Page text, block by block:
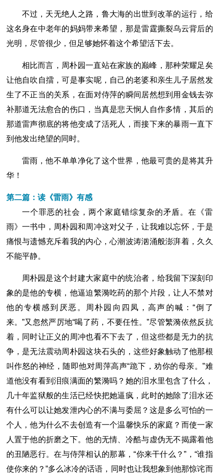
不过，天无绝人之路，鲁大海的出世到改革的运行，给
这名身在中老年的妈妈带来希望，那是雷霆撕裂乌云背后的
光明，尽管很少，但足够她怀着这个希望活下去。
相比而言，周朴园一直站在家族的巅峰，那种荣耀足矣
让他自吹自擂，可是事实呢，自己的老婆和亲生儿子居然发
生了不正当的关系，在面对侍萍的瞬间居然想到用金钱去弥
补那道无法愈合的伤口，当真是悲天悯人自作多情，其后的
那道雷声彻底的将他变成了活死人，而接下来的暴雨一直下
到他发出绝望的同时。
雷雨，他不单单净化了这个世界，他最可贵的是将其升
华！
第二篇：读《雷雨》有感
一个罪恶的社会，两个家庭错综复杂的矛盾。在《雷
雨》一书中，周朴园和周冲这对父子，让我难以忘怀，于是
痛恨与遗憾充斥着我的内心，心潮波涛汹涌般澎湃着，久久
不能平静。
周朴园是这个封建大家庭中的统治者，给我留下深刻印
象的是他的专横，他逼迫繁漪吃药的那个片段，让人不禁对
他的专横感到厌恶。周朴园向四凤，高声的喊：“倒了
来。”又忽然严厉地“喝了药，不要任性。”尽管繁漪依然反抗
着，同时让正义的周冲也看不下去了，但这些都是无力的抗
争，是无法震动周朴园这块石头的，这些好象触动了他那根
叫作怒的神经，随即他对周萍高声“跪下，劝你的母亲。”难
道他没有看到泪痕满面的繁漪吗？她的泪水里包含了什么，
几十年监狱般的生活已经快把她逼疯，此时的她除了泪水还
有什么可以让她发泄内心的不满与委屈？这是多么可怕的一
个人，他为什么不去创造有一个温馨快乐的家庭？而使一家
人置于他的折磨之下。他的无情、冷酷与虚伪无不揭露着他
的丑陋恶行。在与侍萍相认的那幕，“你来干什么？”，“谁指
使你来的？”多么冰冷的话语，同时也让我想象到他那惊诧而